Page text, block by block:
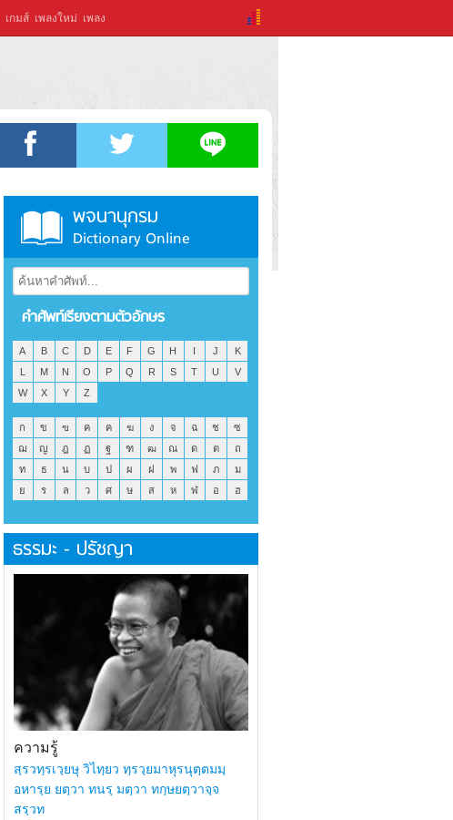
เกมส์ เพลงใหม่ เพลง
พจนานุกรม
Dictionary Online
คำศัพท์เรียงตามตัวอักษร
A B C D E F G H I J
K
L
M N O P Q R S T U
V
W
X Y Z
ก ข ฃ ค ฅ ฆ ง จ ฉ ช
ซ
ฌ
ญ ฎ ฏ ฐ ฑ ฒ ณ ด ต
ถ
ท
ธ น บ ป ผ ฝ พ ฟ ภ
ม
ย
ร ล ว ศ ษ ส ห ฬ อ ฮ
ธรรมะ - ปรัชญา
ความรู้
สฺรวทฺรเวฺยษุ วิไทฺยว ทฺรวฺยมาหุรนุตฺตมมฺ
อหารฺย ยตฺวา ทนรฺ มตฺวา ทกฺษยตฺวาจฺจ
สรฺวท